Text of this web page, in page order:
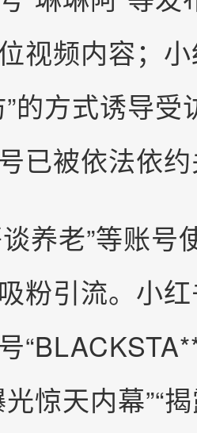
视频内容；
”的方式诱导
已被依法依
老”等账号
粉引流。小
惊天内幕”“